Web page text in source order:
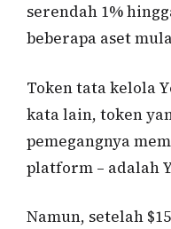
serendah 1%
beberapa aset
Token tata kelola
kata lain, token
pemegangnya
platform – adalah
Namun, setelah